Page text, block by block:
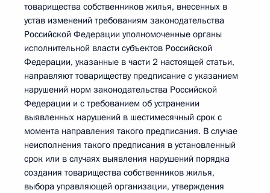
товарищества собственников жилья, внесенных в
устав изменений требованиям законодательства
Российской Федерации уполномоченные органы
исполнительной власти субъектов Российской
Федерации, указанные в части 2 настоящей статьи,
направляют товариществу предписание с указанием
нарушений норм законодательства Российской
Федерации и с требованием об устранении
выявленных нарушений в шестимесячный срок с
момента направления такого предписания. В случае
неисполнения такого предписания в установленный
срок или в случаях выявления нарушений порядка
создания товарищества собственников жилья,
выбора управляющей организации, утверждения